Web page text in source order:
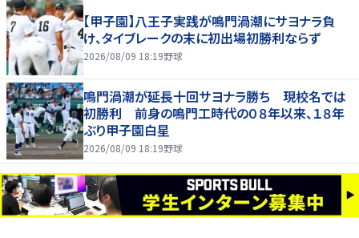
【甲子園】八王子実践が鳴門渦潮にサヨナラ負
け、タイブレークの末に初出場初勝利ならず
2026/08/09 18:19野球
鳴門渦潮が延長十回サヨナラ勝ち 現校名では
初勝利 前身の鳴門工時代の０８年以来、１８年
ぶり甲子園白星
2026/08/09 18:19野球